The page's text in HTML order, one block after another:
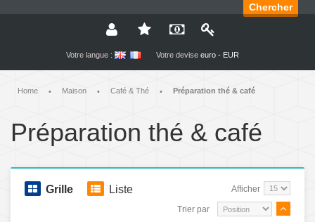
Chercher
Votre langue : Votre devise euro - EUR
Home • Maison • Café & Thé • Préparation thé & café
Préparation thé & café
Grille Liste Afficher
Trier par